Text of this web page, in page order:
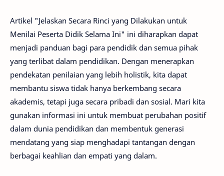
Artikel "Jelaskan Secara Rinci yang Dilakukan untuk
Menilai Peserta Didik Selama Ini" ini diharapkan dapat
menjadi panduan bagi para pendidik dan semua pihak
yang terlibat dalam pendidikan. Dengan menerapkan
pendekatan penilaian yang lebih holistik, kita dapat
membantu siswa tidak hanya berkembang secara
akademis, tetapi juga secara pribadi dan sosial. Mari kita
gunakan informasi ini untuk membuat perubahan positif
dalam dunia pendidikan dan membentuk generasi
mendatang yang siap menghadapi tantangan dengan
berbagai keahlian dan empati yang dalam.